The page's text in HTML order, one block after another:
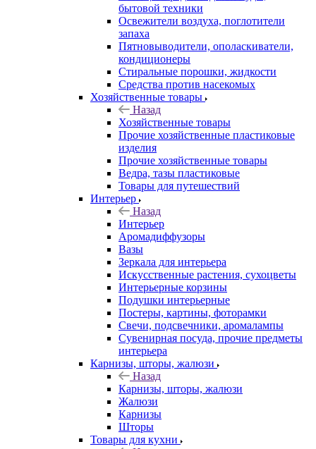
бытовой техники
Освежители воздуха, поглотители
запаха
Пятновыводители, ополаскиватели,
кондиционеры
Стиральные порошки, жидкости
Средства против насекомых
Хозяйственные товары
Назад
Хозяйственные товары
Прочие хозяйственные пластиковые
изделия
Прочие хозяйственные товары
Ведра, тазы пластиковые
Товары для путешествий
Интерьер
Назад
Интерьер
Аромадиффузоры
Вазы
Зеркала для интерьера
Искусственные растения, сухоцветы
Интерьерные корзины
Подушки интерьерные
Постеры, картины, фоторамки
Свечи, подсвечники, аромалампы
Сувенирная посуда, прочие предметы
интерьера
Карнизы, шторы, жалюзи
Назад
Карнизы, шторы, жалюзи
Жалюзи
Карнизы
Шторы
Товары для кухни